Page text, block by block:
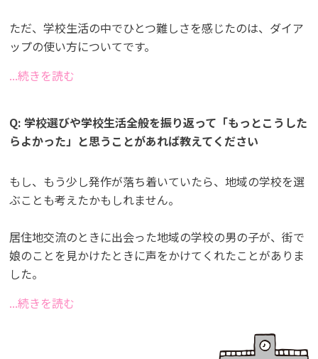
ただ、学校生活の中でひとつ難しさを感じたのは、ダイア
ップの使い方についてです。
...続きを読む
Q: 学校選びや学校生活全般を振り返って「もっとこうした
らよかった」と思うことがあれば教えてください
もし、もう少し発作が落ち着いていたら、地域の学校を選
ぶことも考えたかもしれません。
居住地交流のときに出会った地域の学校の男の子が、街で
娘のことを見かけたときに声をかけてくれたことがありま
した。
...続きを読む